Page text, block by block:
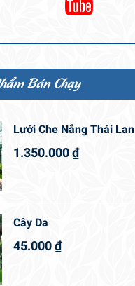
Bán Chạy
Lưới Che Nắng Thái Lan
1.350.000₫
Cây Da
45.000₫